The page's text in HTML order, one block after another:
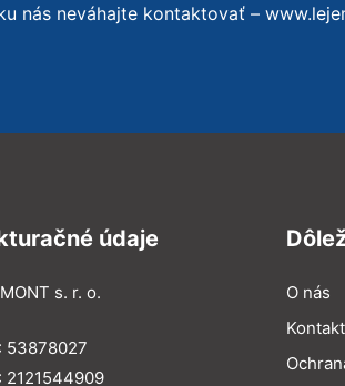
nás neváhajte kontaktovať –
údaje
s. r. o.
53878027
2121544909
O nás
Kontakt